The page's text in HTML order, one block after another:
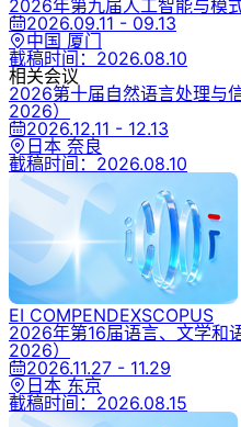
2026年第九届人工智能与模
2026.09.11 - 09.13
中国 厦门
截稿时间： 2026.08.10
相关会议
2026第十届自然语言处理与
2026）
2026.12.11 - 12.13
日本 奈良
截稿时间： 2026.08.10
EI COMPENDEXSCOPUS
2026年第16届语言、文学和
2026）
2026.11.27 - 11.29
日本 东京
截稿时间： 2026.08.15